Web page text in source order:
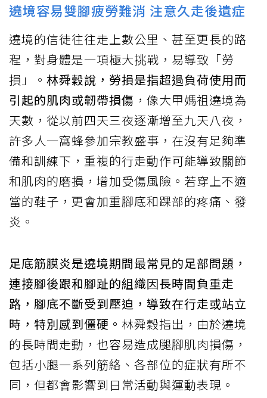
遶境容易雙腳疲勞難消 注意久走後遺症
遶境的信徒往往走上數公里、甚至更長的路
程，對身體是一項極大挑戰，易導致「勞
損」。 林舜穀說，勞損是指超過負荷使用而
引起的肌肉或韌帶損傷 ，像大甲媽祖遶境為
天數，從以前四天三夜逐漸增至九天八夜，
許多人一窩蜂參加宗教盛事，在沒有足夠準
備和訓練下，重複的行走動作可能導致關節
和肌肉的磨損，增加受傷風險。若穿上不適
當的鞋子，更會加重腳底和踝部的疼痛、發
炎。
足底筋膜炎是遶境期間最常見的足部問題，
連接腳後跟和腳趾的組織因長時間負重走
路，腳底不斷受到壓迫，導致在行走或站立
時，特別感到僵硬。 林舜穀指出，由於遶境
的長時間走動，也容易造成腿腳肌肉損傷，
包括小腿一系列筋絡、各部位的症狀有所不
同，但都會影響到日常活動與運動表現。